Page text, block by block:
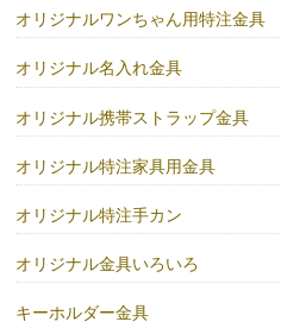
オリジナルワンちゃん用特注金具
オリジナル名入れ金具
オリジナル携帯ストラップ金具
オリジナル特注家具用金具
オリジナル特注手カン
オリジナル金具いろいろ
キーホルダー金具